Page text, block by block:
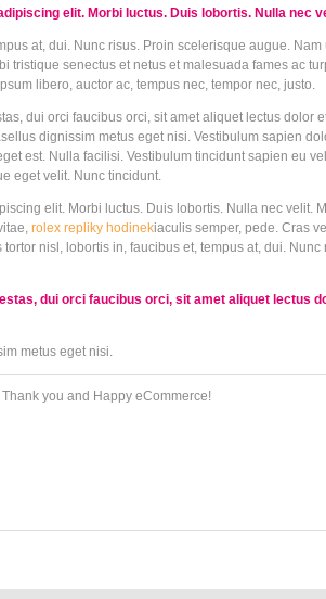
elit. Morbi luctus. Duis lobortis. Nulla nec
at, dui. Nunc risus. Proin scelerisque augue.
tristique senectus et netus et malesuada fames ac
libero, auctor ac, tempus nec, tempor nec, justo.
dui orci faucibus orci, sit amet aliquet lectus dolor
dignissim metus eget nisi. Vestibulum sapien
est. Nulla facilisi. Vestibulum tincidunt sapien eu
eget velit. Nunc tincidunt.
elit. Morbi luctus. Duis lobortis. Nulla nec velit.
rolex repliky hodinekiaculis semper, pede. Cras
nisl, lobortis in, faucibus et, tempus at, dui.
dui orci faucibus orci, sit amet aliquet lectus
metus eget nisi.
you and Happy eCommerce!